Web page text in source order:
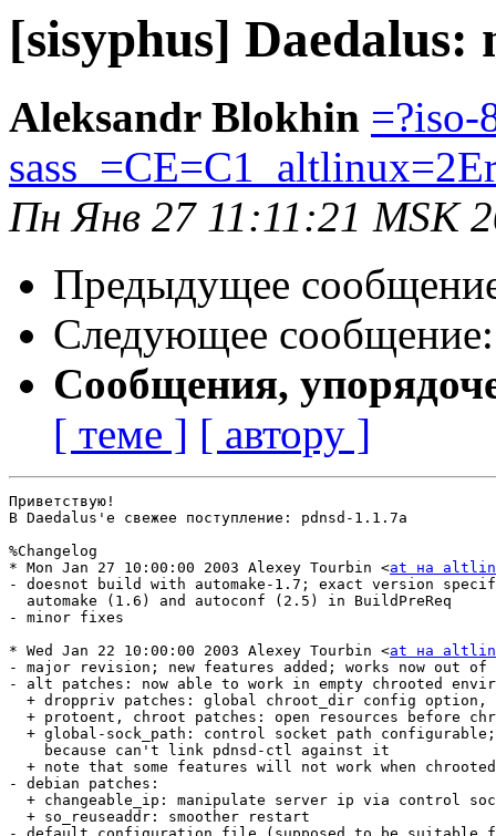
[sisyphus] Daedalus:
Aleksandr Blokhin =?iso-
Пн Янв 27 11:11:21 MSK
Предыдущее
Следующее
Сообщения,
[ теме ] [ автору ]
Приветствую!
В Daedalus'е свежее поступление: pdnsd-1.1.7a
%Changelog
* Mon Jan 27 10:00:00 2003 Alexey Tourbin <at на
- doesnot build with automake-1.7; exact
automake (1.6) and autoconf
- minor
* Wed Jan 22 10:00:00 2003 Alexey Tourbin <at на
- major revision; new features added;
- alt patches: now able to work in empty
+ droppriv patches: global chroot_dir
+ protoent, chroot patches: open
+ global-sock_path: control socket path
because can't link pdnsd-
+ note that some features will not
- debian
+ changeable_ip: manipulate server ip
+ so_reuseaddr: